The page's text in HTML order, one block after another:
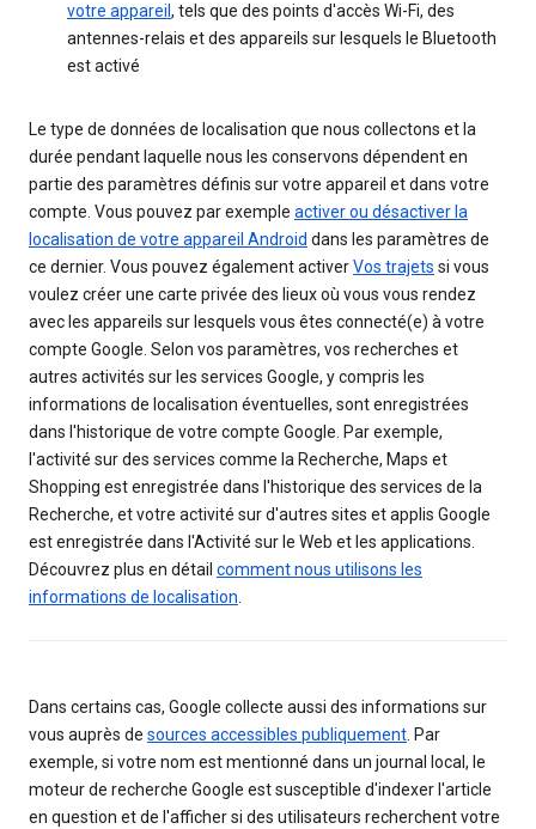
votre appareil , tels que des points d'accès Wi-Fi, des
antennes-relais et des appareils sur lesquels le Bluetooth
est activé
Le type de données de localisation que nous collectons et la
durée pendant laquelle nous les conservons dépendent en
partie des paramètres définis sur votre appareil et dans votre
compte. Vous pouvez par exemple activer ou désactiver la
localisation de votre appareil Android dans les paramètres de
ce dernier. Vous pouvez également activerVos trajets si vous
voulez créer une carte privée des lieux où vous vous rendez
avec les appareils sur lesquels vous êtes connecté(e) à votre
compte Google. Selon vos paramètres, vos recherches et
autres activités sur les services Google, y compris les
informations de localisation éventuelles, sont enregistrées
dans l'historique de votre compte Google. Par exemple,
l'activité sur des services comme la Recherche, Maps et
Shopping est enregistrée dans l'historique des services de la
Recherche, et votre activité sur d'autres sites et applis Google
est enregistrée dans l'Activité sur le Web et les applications.
Découvrez plus en détail comment nous utilisons les
informations de localisation
Dans certains cas, Google collecte aussi des informations sur
vous auprès de sources accessibles publiquement . Par
exemple, si votre nom est mentionné dans un journal local, le
moteur de recherche Google est susceptible d'indexer l'article
en question et de l'afficher si des utilisateurs recherchent votre